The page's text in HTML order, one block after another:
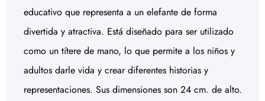
educativo que representa a un elefante de forma
divertida y atractiva. Está diseñado para ser utilizado
como un títere de mano, lo que permite a los niños y
adultos darle vida y crear diferentes historias y
representaciones. Sus dimensiones son 24 cm. de alto.